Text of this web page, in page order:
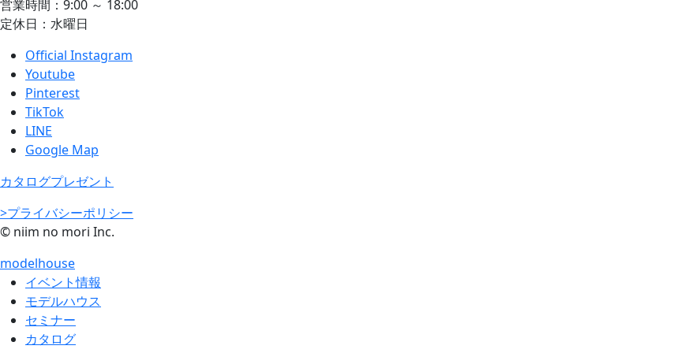
営業時間：9:00 ～ 18:00
定休日：水曜日
Official Instagram
Youtube
Pinterest
TikTok
LINE
Google Map
カタログプレゼント
>プライバシーポリシー
© niim no mori Inc.
modelhouse
イベント情報
モデルハウス
セミナー
カタログ